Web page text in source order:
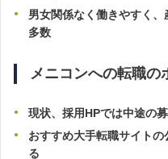
男女関係なく働きやすく
多数
メニコンへの転職の
現状、採用HPでは中途の
おすすめ大手転職サイト
る